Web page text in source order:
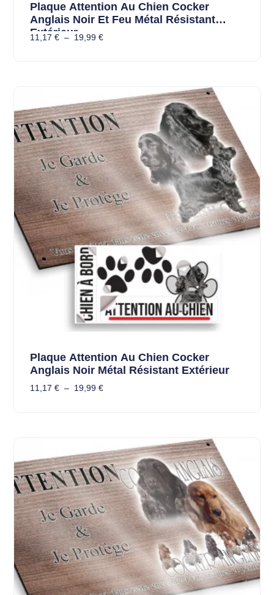
Plaque Attention Au Chien Cocker
Anglais Noir Et Feu Métal Résistant
Extérieur
11,17 € – 19,99 €
Plaque Attention Au Chien Cocker
Anglais Noir Métal Résistant Extérieur
11,17 € – 19,99 €